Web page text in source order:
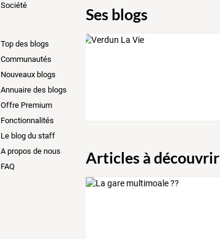
Société
Top des blogs
Communautés
Nouveaux blogs
Annuaire des blogs
Offre Premium
Fonctionnalités
Le blog du staff
A propos de nous
FAQ
Ses blogs
Articles à découvrir